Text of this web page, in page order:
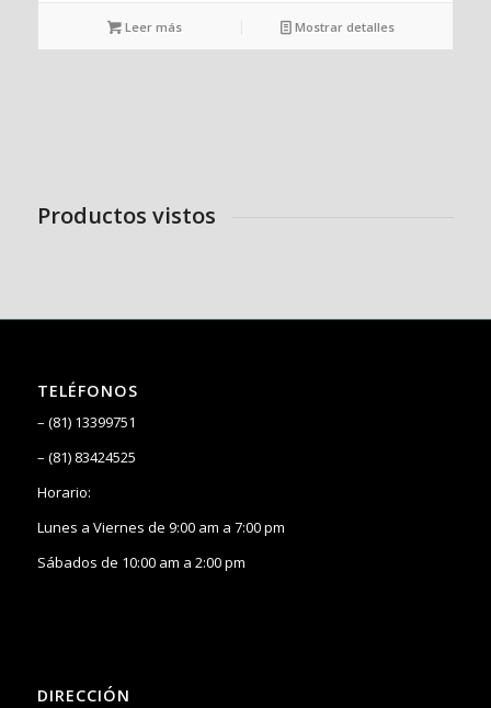
Leer más Mostrar detalles
Productos vistos
TELÉFONOS
– (81) 13399751
– (81) 83424525
Horario:
Lunes a Viernes de 9:00 am a 7:00 pm
Sábados de 10:00 am a 2:00 pm
DIRECCIÓN